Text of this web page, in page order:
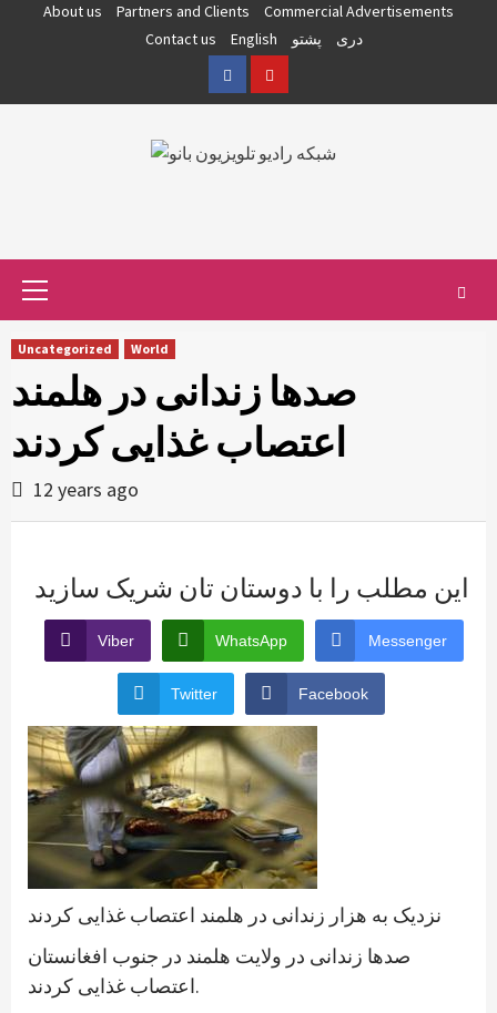
About us Partners and Clients
Commercial Advertisements
Contact us
English پشتو
دری
FacebookYouTube
Uncategorized World
صدها زندانی در هلمند
اعتصاب غذایی کردند
12 years ago
این مطلب را با دوستان تان شریک سازید
Viber WhatsApp Messenger
Twitter Facebook
نزدیک به هزار زندانی در هلمند اعتصاب غذایی کردند
صدها زندانی در ولایت هلمند در جنوب افغانستان
اعتصاب غذایی کردند.